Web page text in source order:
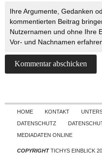
Ihre Argumente, Gedanken
kommentierten Beitrag
Nutzernamen und ohne Ihre
Vor- und Nachnamen
HOME KONTAKT
DATENSCHUTZ
MEDIADATEN ONLINE
COPYRIGHTTICHYS EINBLICK